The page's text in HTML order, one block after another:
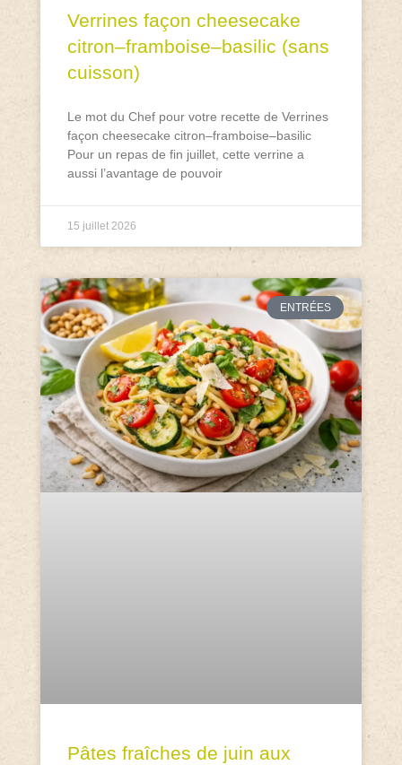
Verrines façon cheesecake
citron–framboise–basilic (sans
cuisson)
Le mot du Chef pour votre recette de Verrines
façon cheesecake citron–framboise–basilic
Pour un repas de fin juillet, cette verrine a
aussi l’avantage de pouvoir
15 juillet 2026
ENTRÉES
Pâtes fraîches de juin aux